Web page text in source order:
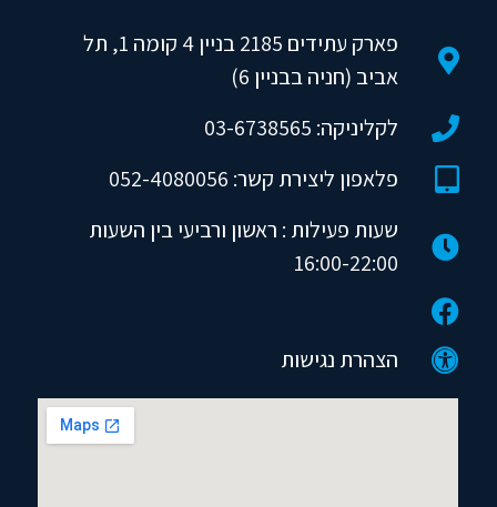
פארק עתידים 2185 בניין 4 קומה 1, תל
אביב (חניה בבניין 6)
לקליניקה: 03-6738565
פלאפון ליצירת קשר: 052-4080056
שעות פעילות : ראשון ורביעי בין השעות
16:00-22:00
הצהרת נגישות